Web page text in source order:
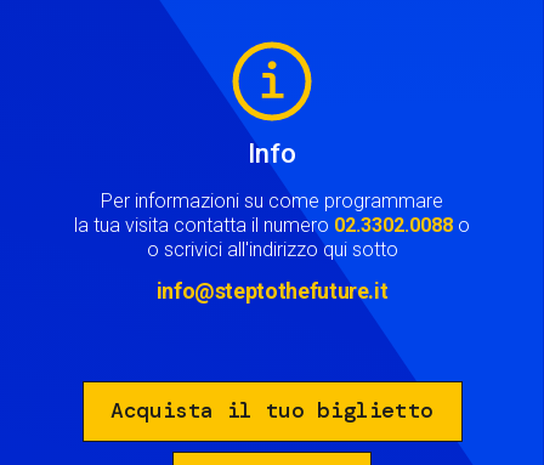
Info
Per informazioni su come programmare
la tua visita contatta il numero 02.3302.0088 o
o scrivici all'indirizzo qui sotto
info@steptothefuture.it
Acquista il tuo biglietto